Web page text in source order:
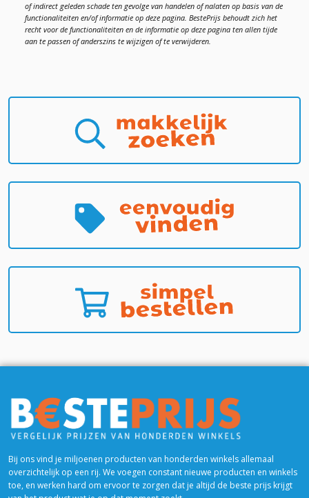
of indirect geleden schade ten gevolge van handelen of nalaten op basis van de
functionaliteiten en/of informatie op deze pagina. BestePrijs behoudt zich het
recht voor de functionaliteiten en de informatie op deze pagina ten allen tijde
aan te passen of anderszins te wijzigen of te verwijderen.
Bij ons vind je miljoenen producten van honderden winkels allemaal
overzichtelijk op een rij. We voegen constant nieuwe producten en winkels
toe, en werken hard om ervoor te zorgen dat je altijd de beste prijs krijgt